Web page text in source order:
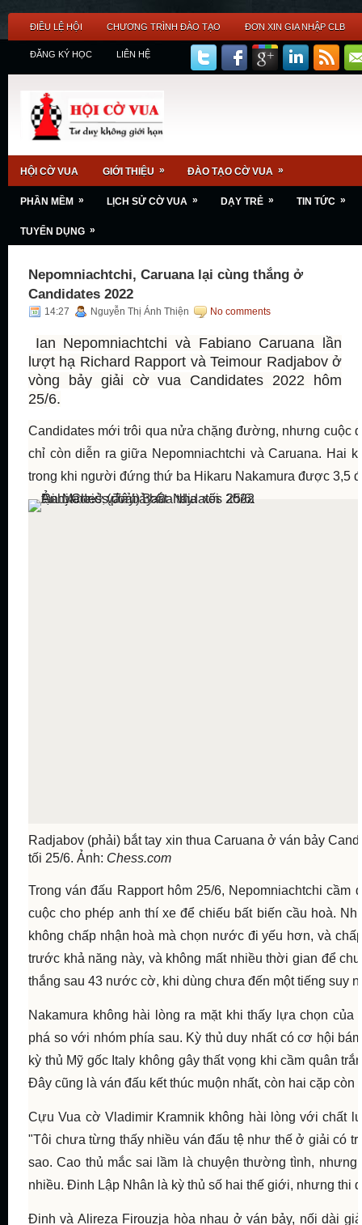
ĐIỀU LỆ HỘI CHƯƠNG TRÌNH ĐÀO TẠO ĐƠN XIN GIA NHẬP CLB
ĐĂNG KÝ HỌC LIÊN HỆ
HỘI CỜ VUA GIỚI THIỆU » ĐÀO TẠO CỜ VUA »
PHẦN MỀM » LỊCH SỬ CỜ VUA » DẠY TRẺ » TIN TỨC »
TUYỂN DỤNG »
Nepomniachtchi, Caruana lại cùng thắng ở
Candidates 2022
14:27 Nguyễn Thị Ánh Thiện No comments
Ian Nepomniachtchi và Fabiano Caruana lần
lượt hạ Richard Rapport và Teimour Radjabov ở
vòng bảy giải cờ vua Candidates 2022 hôm
25/6.
Candidates mới trôi qua nửa chặng đường, nhưng cuộc
chỉ còn diễn ra giữa Nepomniachtchi và Caruana. Hai
trong khi người đứng thứ ba Hikaru Nakamura được 3,5
Radjabov (phải) bắt tay xin thua Caruana ở ván bảy
tối 25/6. Ảnh: Chess.com
Trong ván đấu Rapport hôm 25/6, Nepomniachtchi cầm
cuộc cho phép anh thí xe để chiếu bất biến cầu hoà.
không chấp nhận hoà mà chọn nước đi yếu hơn, và
trước khả năng này, và không mất nhiều thời gian để
thắng sau 43 nước cờ, khi dùng chưa đến một tiếng suy
Nakamura không hài lòng ra mặt khi thấy lựa chọn của
phá so với nhóm phía sau. Kỳ thủ duy nhất có cơ hội
kỳ thủ Mỹ gốc Italy không gây thất vọng khi cầm quân
Đây cũng là ván đấu kết thúc muộn nhất, còn hai cặp còn
Cựu Vua cờ Vladimir Kramnik không hài lòng với chất
"Tôi chưa từng thấy nhiều ván đấu tệ như thế ở giải có
sao. Cao thủ mắc sai lầm là chuyện thường tình,
nhiều. Đinh Lập Nhân là kỳ thủ số hai thế giới, nhưng thi
Đinh và Alireza Firouzja hòa nhau ở ván bảy, nối dài